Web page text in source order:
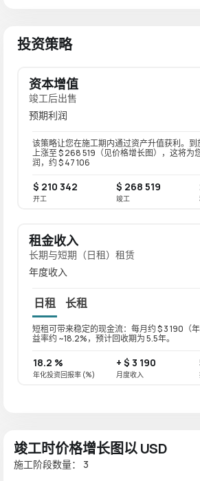
投资策略
资本增值
竣工后出售
预期利润
该策略让您在施工期内通过资产升值获利。
上涨至 $ 268 519（见价格增长图），这将为
润，约 $ 47 106
$ 210 342
开工
$ 268 519
竣工
租金收入
长期与短期（日租）租赁
年度收入
日租 长租
短租可带来稳定的现金流：每月约 $ 3 190（
益率约 ~18.2%，预计回收期为 5.5年。
18.2 %
年化投资回报率 (%)
+ $ 3 190
月度收入
竣工时价格增长图以 USD
施工阶段数量： 3